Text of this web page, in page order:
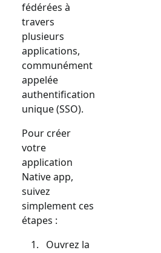
fédérées à
travers
plusieurs
applications,
communément
appelée
authentification
unique (SSO).
Pour créer
votre
application
Native app,
suivez
simplement ces
étapes :
Ouvrez la